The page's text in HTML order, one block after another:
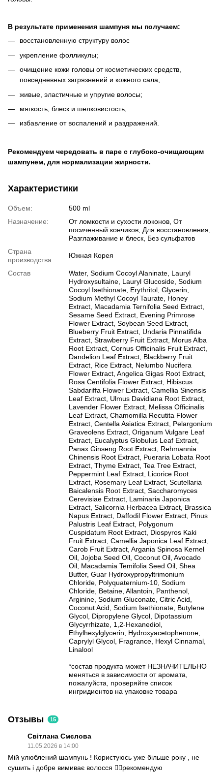
В результате применения шампуня мы получаем:
восстановленную структуру волос
укрепление фолликулы;
очищение кожи головы от косметических средств,
повседневных загрязнений и кожного сала;
живые, эластичные и упругие волосы;
мягкость, блеск и шелковистость;
избавление от воспалений и раздражений.
Рекомендуем чередовать в паре с глубоко-очищающим
шампунем, для нормализации жирности.
Характеристики
Объем:
500 ml
Назначение:
От ломкости и сухости локонов, От
посиченный кончиков, Для восстановления,
Разглаживание и блеск, Без сульфатов
Страна
производства
Южная Корея
Состав
Water, Sodium Cocoyl Alaninate, Lauryl
Hydroxysultaine, Lauryl Glucoside, Sodium
Cocoyl Isethionate, Erythritol, Glycerin,
Sodium Methyl Cocoyl Taurate, Honey
Extract, Macadamia Ternifolia Seed Extract,
Sesame Seed Extract, Evening Primrose
Flower Extract, Soybean Seed Extract,
Blueberry Fruit Extract, Undaria Pinnatifida
Extract, Strawberry Fruit Extract, Morus Alba
Root Extract, Cornus Officinalis Fruit Extract,
Dandelion Leaf Extract, Blackberry Fruit
Extract, Rice Extract, Nelumbo Nucifera
Flower Extract, Angelica Gigas Root Extract,
Rosa Centifolia Flower Extract, Hibiscus
Sabdariffa Flower Extract, Camellia Sinensis
Leaf Extract, Ulmus Davidiana Root Extract,
Lavender Flower Extract, Melissa Officinalis
Leaf Extract, Chamomilla Recutita Flower
Extract, Centella Asiatica Extract, Pelargonium
Graveolens Extract, Origanum Vulgare Leaf
Extract, Eucalyptus Globulus Leaf Extract,
Panax Ginseng Root Extract, Rehmannia
Chinensis Root Extract, Pueraria Lobata Root
Extract, Thyme Extract, Tea Tree Extract,
Peppermint Leaf Extract, Licorice Root
Extract, Rosemary Leaf Extract, Scutellaria
Baicalensis Root Extract, Saccharomyces
Cerevisiae Extract, Laminaria Japonica
Extract, Salicornia Herbacea Extract, Brassica
Napus Extract, Daffodil Flower Extract, Pinus
Palustris Leaf Extract, Polygonum
Cuspidatum Root Extract, Diospyros Kaki
Fruit Extract, Camellia Japonica Leaf Extract,
Carob Fruit Extract, Argania Spinosa Kernel
Oil, Jojoba Seed Oil, Coconut Oil, Avocado
Oil, Macadamia Temifolia Seed Oil, Shea
Butter, Guar Hydroxypropyltrimonium
Chloride, Polyquaternium-10, Sodium
Chloride, Betaine, Allantoin, Panthenol,
Arginine, Sodium Gluconate, Citric Acid,
Coconut Acid, Sodium Isethionate, Butylene
Glycol, Dipropylene Glycol, Dipotassium
Glycyrrhizate, 1,2-Hexanediol,
Ethylhexylglycerin, Hydroxyacetophenone,
Caprylyl Glycol, Fragrance, Hexyl Cinnamal,
Linalool
*состав продукта может НЕЗНАЧИТЕЛЬНО
меняться в зависимости от аромата,
пожалуйста, проверяйте список
ингридиентов на упаковке товара
Отзывы 15
Світлана Смєлова
11.05.2026 в 14:00
Мій улюблений шампунь ! Користуюсь уже більше року , не
сушить і добре вимиває волосся 👍🏻рекомендую